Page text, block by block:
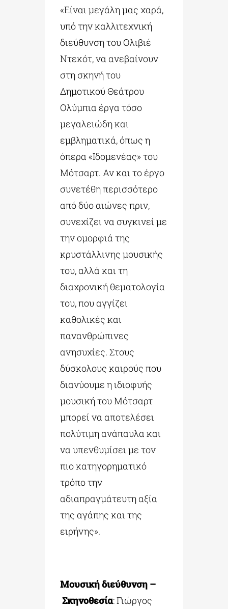
«Είναι μεγάλη μας χαρά,
υπό την καλλιτεχνική
διεύθυνση του Ολιβιέ
Ντεκότ, να ανεβαίνουν
στη σκηνή του
Δημοτικού Θεάτρου
Ολύμπια έργα τόσο
μεγαλειώδη και
εμβληματικά, όπως η
όπερα «Ιδομενέας» του
Μότσαρτ. Αν και το έργο
συνετέθη περισσότερο
από δύο αιώνες πριν,
συνεχίζει να συγκινεί με
την ομορφιά της
κρυστάλλινης μουσικής
του, αλλά και τη
διαχρονική θεματολογία
του, που αγγίζει
καθολικές και
πανανθρώπινες
ανησυχίες. Στους
δύσκολους καιρούς που
διανύουμε η ιδιοφυής
μουσική του Μότσαρτ
μπορεί να αποτελέσει
πολύτιμη ανάπαυλα και
να υπενθυμίσει με τον
πιο κατηγορηματικό
τρόπο την
αδιαπραγμάτευτη αξία
της αγάπης και της
ειρήνης».
Μουσική διεύθυνση –
Σκηνοθεσία: Γιώργος